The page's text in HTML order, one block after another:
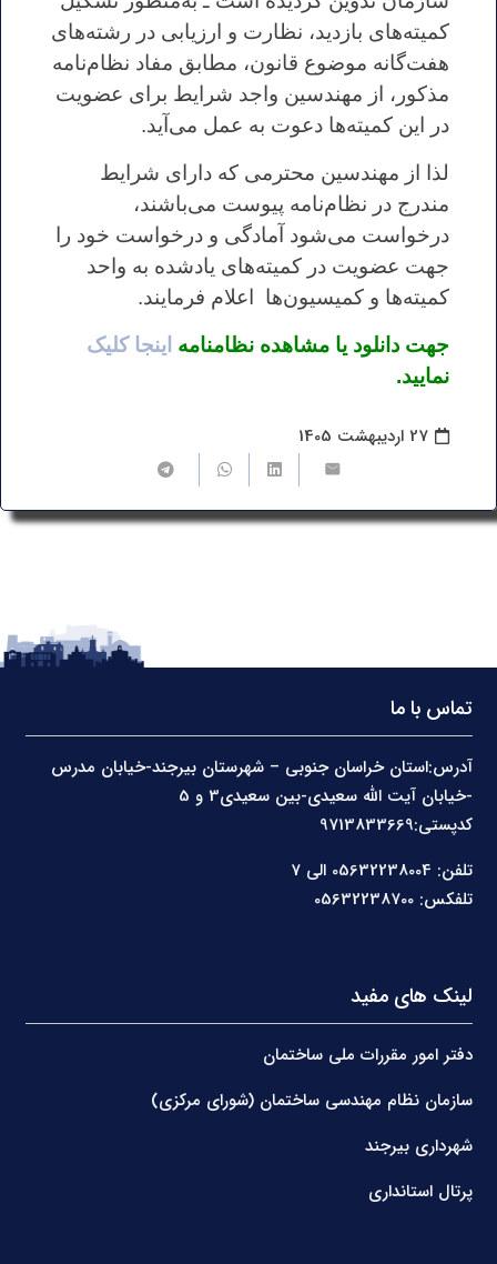
کمیته‌های بازدید، نظارت و ارزیابی در رشته‌های
هفت‌گانه موضوع قانون، مطابق مفاد نظام‌نامه
مذکور، از مهندسین واجد شرایط برای عضویت
در این کمیته‌ها دعوت به عمل می‌آید.
لذا از مهندسین محترمی که دارای شرایط
مندرج در نظام‌نامه پیوست می‌باشند،
درخواست می‌شود آمادگی و درخواست خود را
جهت عضویت در کمیته‌های یادشده به واحد
کمیته‌ها و کمیسیون‌ها اعلام فرمایند.
جهت دانلود یا مشاهده نظامنامه اینجا کلیک
نمایید.
27 اردیبهشت 1405
تماس با ما
آدرس:استان خراسان جنوبی – شهرستان بیرجند-خیابان مدرس
کدپستی:9713833669
تلفن: 05632238004 الی 7
تلفکس: 05632238700
لینک های مفید
دفتر امور مقررات ملی ساختمان
سازمان نظام مهندسی ساختمان (شورای مرکزی)
شهرداری بیرجند
پرتال استانداری